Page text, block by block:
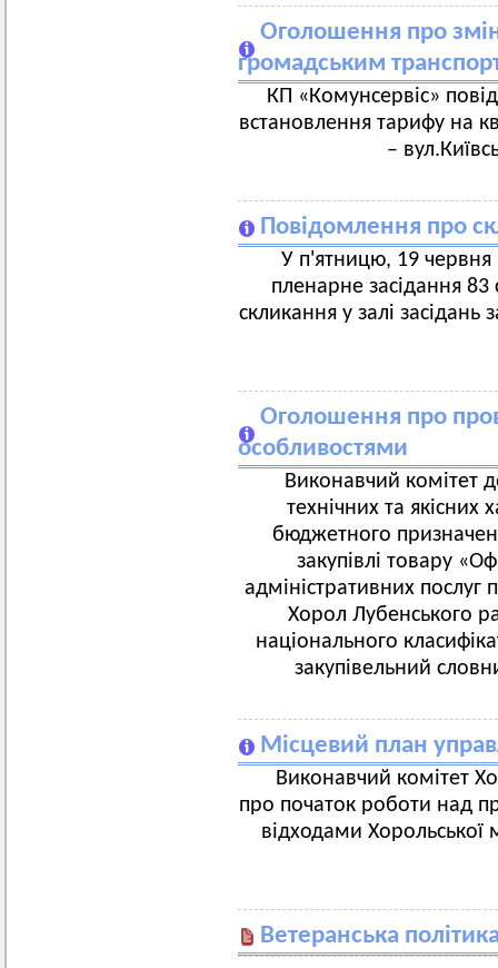
Оголошення про
громадським
КП «Комунсервіс»
встановлення тарифу на
–
Повідомлення про
У п'ятницю, 19 червня
пленарне засідання 83
скликання у залі
Оголошення про
особливостями
Виконавчий комітет
технічних та якісних
бюджетного
закупівлі товару
адміністративних послуг
Хорол Лубенського
національного
закупівельний
Місцевий план
Виконавчий комітет
про початок роботи над
відходами Хорольської
Ветеранська